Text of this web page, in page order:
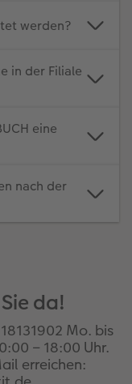
werden?
in der Filiale
eine
nach der
da!
Mo. bis
– 18:00 Uhr.
erreichen: